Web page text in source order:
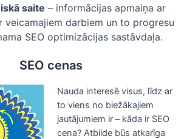
saite – informācijas apmaiņa ar
veicamajiem darbiem un to progresu
SEO optimizācijas sastāvdaļa.
SEO cenas
Nauda interesē visus, līdz ar
to viens no biežākajiem
jautājumiem ir – kāda ir SEO
cena? Atbilde būs atkarīga